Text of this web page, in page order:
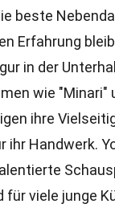
beste
Erfahrung
in der
wie "Minari"
ihre
ihr Handwerk.
für viele junge